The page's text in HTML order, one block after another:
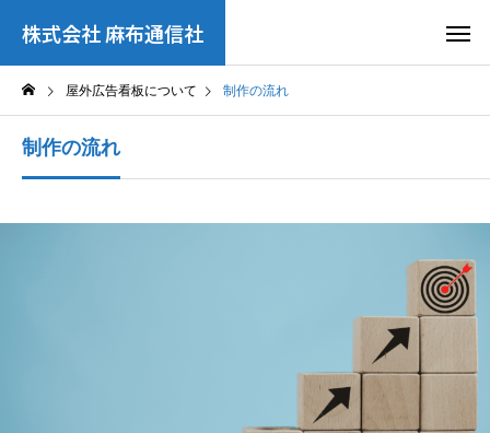
株式会社 麻布通信社
屋外広告看板について 制作の流れ
制作の流れ